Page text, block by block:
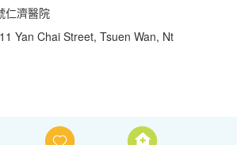
仁濟醫院
Yan Chai Street, Tsuen Wan, Nt